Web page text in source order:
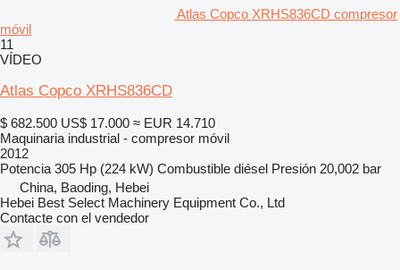
Atlas Copco XRHS836CD compresor
móvil
11
VÍDEO
Atlas Copco XRHS836CD
$ 682.500 US$ 17.000 ≈ EUR 14.710
Maquinaria industrial - compresor móvil
2012
Potencia 305 Hp (224 kW) Combustible diésel Presión 20,002 bar
China, Baoding, Hebei
Hebei Best Select Machinery Equipment Co., Ltd
Contacte con el vendedor